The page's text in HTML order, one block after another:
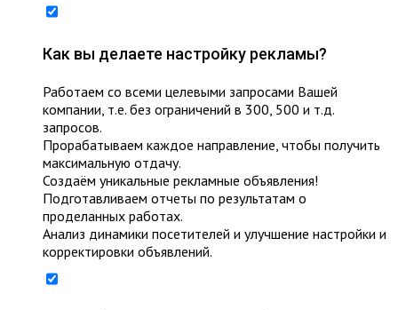
Как вы делаете настройку рекламы?
Работаем со всеми целевыми запросами Вашей
компании, т.е. без ограничений в 300, 500 и т.д.
запросов.
Прорабатываем каждое направление, чтобы получить
максимальную отдачу.
Создаём уникальные рекламные объявления!
Подготавливаем отчеты по результатам о
проделанных работах.
Анализ динамики посетителей и улучшение настройки и
корректировки объявлений.